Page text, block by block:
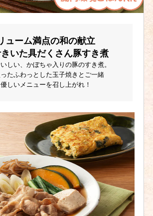
ューム満点の和の献立
いた具だくさん豚すき煮
しい、かぼちゃ入りの豚のすき煮。
たふわっとした玉子焼きとご一緒
しいメニューを召し上がれ！